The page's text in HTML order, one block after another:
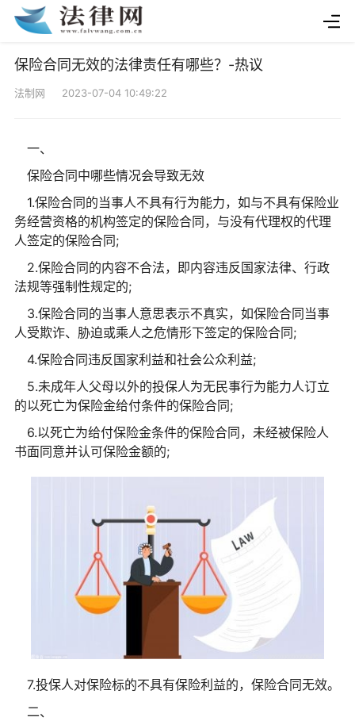
保险合同无效的法律责任有哪些？-热议
法制网 2023-07-04 10:49:22
一、
保险合同中哪些情况会导致无效
1.保险合同的当事人不具有行为能力，如与不具有保险业
务经营资格的机构签定的保险合同，与没有代理权的代理
人签定的保险合同;
2.保险合同的内容不合法，即内容违反国家法律、行政
法规等强制性规定的;
3.保险合同的当事人意思表示不真实，如保险合同当事
人受欺诈、胁迫或乘人之危情形下签定的保险合同;
4.保险合同违反国家利益和社会公众利益;
5.未成年人父母以外的投保人为无民事行为能力人订立
的以死亡为保险金给付条件的保险合同;
6.以死亡为给付保险金条件的保险合同，未经被保险人
书面同意并认可保险金额的;
7.投保人对保险标的不具有保险利益的，保险合同无效。
二、